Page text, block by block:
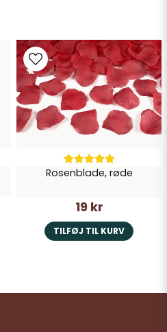
Rosenblade, røde
19 kr
TILFØJ TIL KURV